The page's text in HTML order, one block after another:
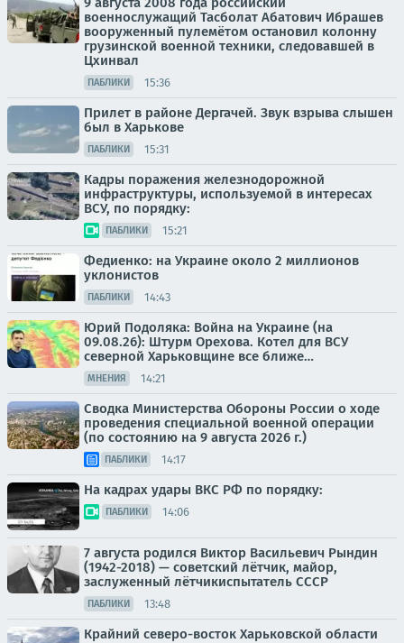
военнослужащий Тасболат Абатович Ибрашев
вооруженный пулемётом остановил колонну
грузинской военной техники, следовавшей в
Цхинвал
ПАБЛИКИ 15:36
Прилет в районе Дергачей. Звук взрыва слышен
был в Харькове
ПАБЛИКИ 15:31
Кадры поражения железнодорожной
инфраструктуры, используемой в интересах
ВСУ, по порядку:
ПАБЛИКИ 15:21
Федиенко: на Украине около 2 миллионов
уклонистов
ПАБЛИКИ 14:43
Юрий Подоляка: Война на Украине (на
09.08.26): Штурм Орехова. Котел для ВСУ
северной Харьковщине все ближе…
МНЕНИЯ 14:21
Сводка Министерства Обороны России о ходе
проведения специальной военной операции
(по состоянию на 9 августа 2026 г.)
ПАБЛИКИ 14:17
На кадрах удары ВКС РФ по порядку:
ПАБЛИКИ 14:06
7 августа родился Виктор Васильевич Рындин
(1942-2018) — советский лётчик, майор,
заслуженный лётчикиспытатель СССР
ПАБЛИКИ 13:48
Крайний северо-восток Харьковской области